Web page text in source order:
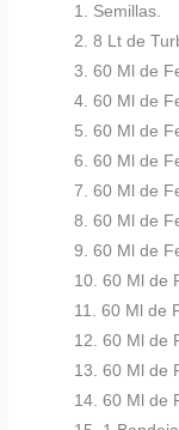
1. Semillas.
2. 8 Lt de
3. 60 Ml de
4. 60 Ml de
5. 60 Ml de
6. 60 Ml de
7. 60 Ml de
8. 60 Ml de
9. 60 Ml de
10. 60 Ml de
11. 60 Ml de
12. 60 Ml de
13. 60 Ml de
14. 60 Ml de